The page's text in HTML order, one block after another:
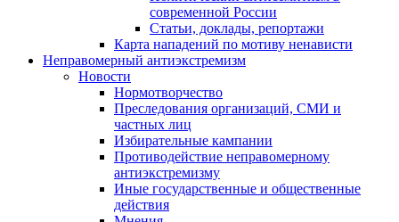
современной России
Статьи, доклады, репортажи
Карта нападений по мотиву ненависти
Неправомерный антиэкстремизм
Новости
Нормотворчество
Преследования организаций, СМИ и
частных лиц
Избирательные кампании
Противодействие неправомерному
антиэкстремизму
Иные государственные и общественные
действия